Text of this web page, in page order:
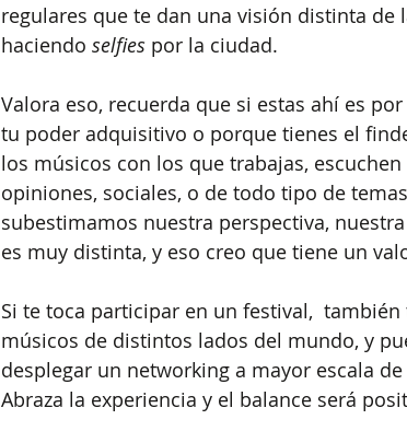
regulares que te dan una visión distinta de
haciendo selfies por la ciudad.
Valora eso, recuerda que si estas ahí es
tu poder adquisitivo o porque tienes el
los músicos con los que trabajas,
opiniones, sociales, o de todo tipo de
subestimamos nuestra perspectiva,
es muy distinta, y eso creo que tiene un
Si te toca participar en un festival,
músicos de distintos lados del mundo, y
desplegar un networking a mayor escala
Abraza la experiencia y el balance será